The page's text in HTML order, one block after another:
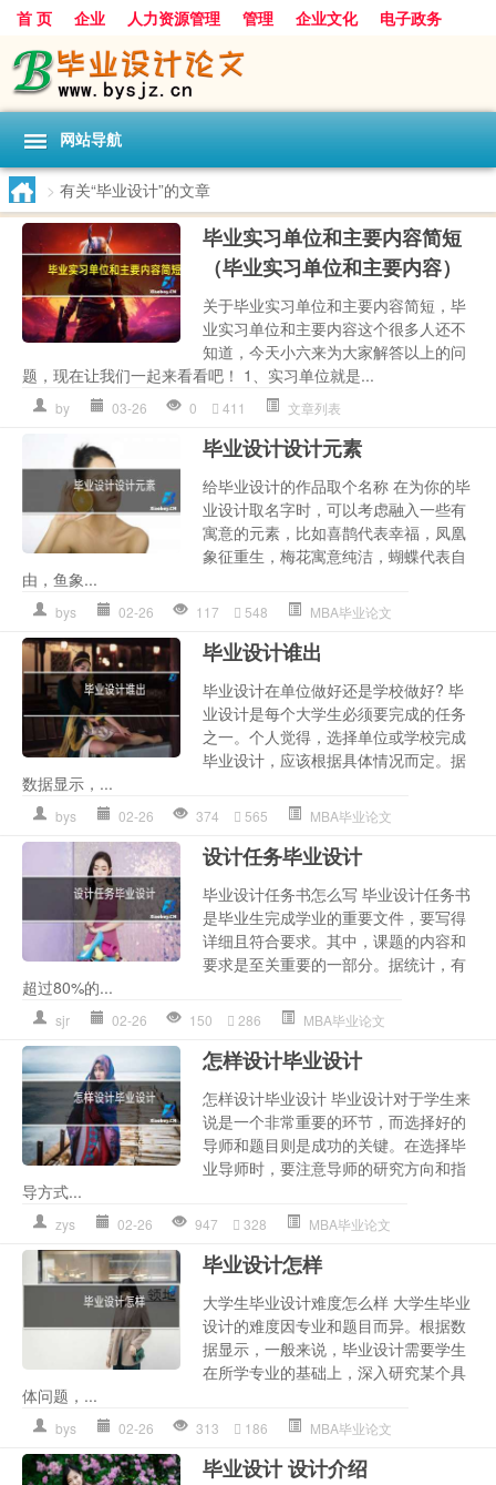
首 页 企业 人力资源管理 管理 企业文化
电子政务
数据
旅游 项目 浅谈 发展
网站导航
> 有关“毕业设计”的文章
毕业实习单位和主要内容简短
（毕业实习单位和主要内容）
关于毕业实习单位和主要内容简短，毕
业实习单位和主要内容这个很多人还不
知道，今天小六来为大家解答以上的问
题，现在让我们一起来看看吧！ 1、实习单位就是...
by 03-26 0 411 文章列表
毕业设计设计元素
给毕业设计的作品取个名称 在为你的毕
业设计取名字时，可以考虑融入一些有
寓意的元素，比如喜鹊代表幸福，凤凰
象征重生，梅花寓意纯洁，蝴蝶代表自
由，鱼象...
bys 02-26 117 548 MBA毕业论文
毕业设计谁出
毕业设计在单位做好还是学校做好? 毕
业设计是每个大学生必须要完成的任务
之一。个人觉得，选择单位或学校完成
毕业设计，应该根据具体情况而定。据
数据显示，...
bys 02-26 374 565 MBA毕业论文
设计任务毕业设计
毕业设计任务书怎么写 毕业设计任务书
是毕业生完成学业的重要文件，要写得
详细且符合要求。其中，课题的内容和
要求是至关重要的一部分。据统计，有
超过80%的...
sjr 02-26 150 286 MBA毕业论文
怎样设计毕业设计
怎样设计毕业设计 毕业设计对于学生来
说是一个非常重要的环节，而选择好的
导师和题目则是成功的关键。在选择毕
业导师时，要注意导师的研究方向和指
导方式...
zys 02-26 947 328 MBA毕业论文
毕业设计怎样
大学生毕业设计难度怎么样 大学生毕业
设计的难度因专业和题目而异。根据数
据显示，一般来说，毕业设计需要学生
在所学专业的基础上，深入研究某个具
体问题，...
bys 02-26 313 186 MBA毕业论文
毕业设计 设计介绍